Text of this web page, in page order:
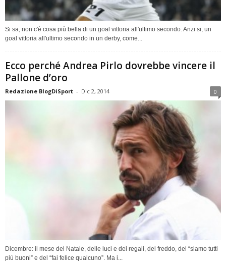
Si sa, non c'è cosa più bella di un goal vittoria all'ultimo secondo. Anzi si, un
goal vittoria all'ultimo secondo in un derby, come...
Ecco perché Andrea Pirlo dovrebbe vincere il
Pallone d’oro
Redazione BlogDiSport - Dic 2, 2014 0
Dicembre: il mese del Natale, delle luci e dei regali, del freddo, del “siamo tutti
più buoni” e del “fai felice qualcuno”. Ma i...